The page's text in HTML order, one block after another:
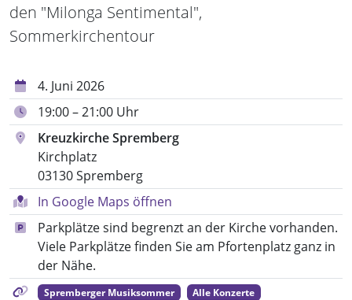
den "Milonga Sentimental",
Sommerkirchentour
4. Juni 2026
19:00 – 21:00 Uhr
Kreuzkirche Spremberg
Kirchplatz
03130 Spremberg
In Google Maps öffnen
Parkplätze sind begrenzt an der Kirche vorhanden.
Viele Parkplätze finden Sie am Pfortenplatz ganz in
der Nähe.
Spremberger Musiksommer
Alle Konzerte